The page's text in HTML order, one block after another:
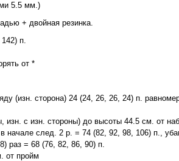
5.5 мм.)
+ двойная резинка.
п.
от *
(изн. сторона) 24 (24, 26, 26, 24) п.
с изн. стороны) до высоты 44.5 см. от
начале след. 2 р. = 74 (82, 92, 98, 106) п.,
раз = 68 (76, 82, 86, 90) п.
от пройм